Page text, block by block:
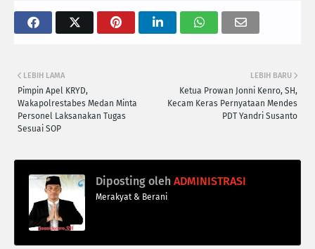
LEBIH BARU
Ketua Prowan Jonni Kenro, SH,
Kecam Keras Pernyataan Mendes
PDT Yandri Susanto
LEBIH LAMA
Pimpin Apel KRYD,
Wakapolrestabes Medan Minta
Personel Laksanakan Tugas
Sesuai SOP
Diposting oleh ADMINISTRASI
Merakyat & Berani